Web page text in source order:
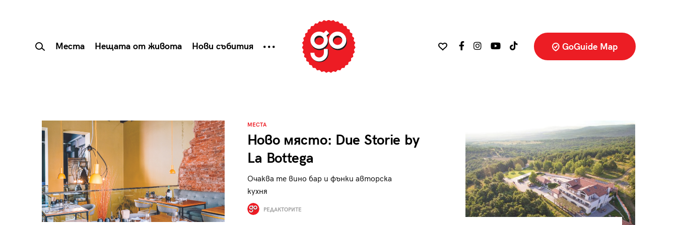
Места Нещата от живота Нови събития GoGuide Map
МЕСТА
Ново място: Due Storie by
La Bottega
Очаква те вино бар и фънки авторска
кухня
РЕДАКТОРИТЕ